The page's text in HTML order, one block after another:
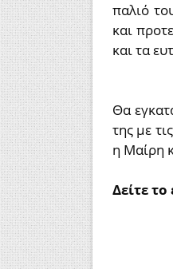
παλιό
και
και τα
Θα
της με
η Μαίρη
Δείτε